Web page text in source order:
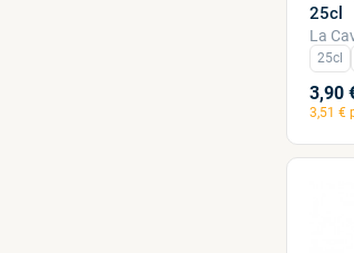
25cl
La
25cl
3,90
3,51 €